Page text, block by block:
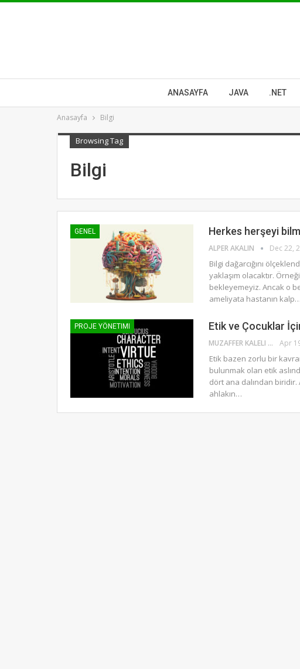
ANASAYFA JAVA .NET
Anasayfa Bilgi
Browsing Tag
Bilgi
GENEL Herkes herşeyi
ALPER AKALIN Dec 22,
Bilgi dağarcığını
yaklaşım olacaktır.
bekleyemeyiz. Ancak o
ameliyata hastanın kalp…
PROJE YÖNETIMI Etik ve Çocuklar
MUZAFFER KALELI Apr
Etik bazen zorlu bir
bulunmak olan etik
dört ana dalından biridir.
ahlakın…